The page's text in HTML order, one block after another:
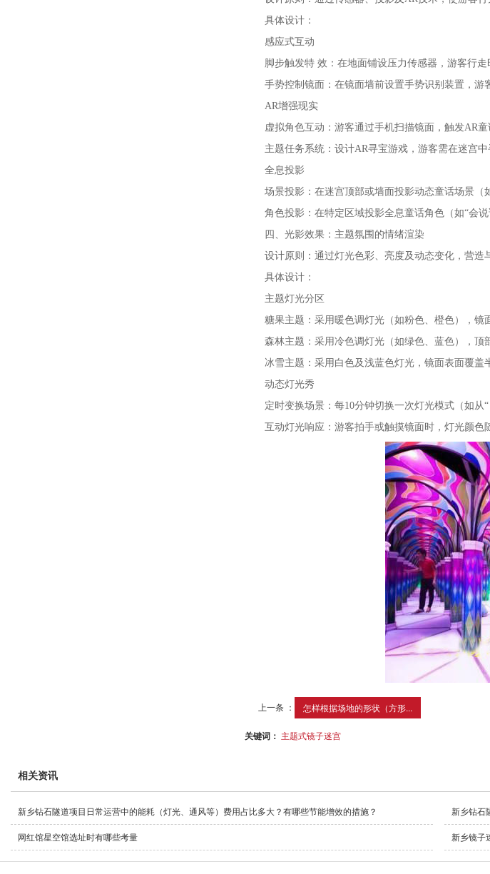
具体设计：
感应式互动
脚步触发特 效：在地面铺设压力传感器，游客行
手势控制镜面：在镜面墙前设置手势识别装置，游
AR增强现实
虚拟角色互动：游客通过手机扫描镜面，触发AR
主题任务系统：设计AR寻宝游戏，游客需在迷宫
全息投影
场景投影：在迷宫顶部或墙面投影动态童话场景（
角色投影：在特定区域投影全息童话角色（如“会
四、光影效果：主题氛围的情绪渲染
设计原则：通过灯光色彩、亮度及动态变化，营造
具体设计：
主题灯光分区
糖果主题：采用暖色调灯光（如粉色、橙色），镜
森林主题：采用冷色调灯光（如绿色、蓝色），顶
冰雪主题：采用白色及浅蓝色灯光，镜面表面覆盖
动态灯光秀
定时变换场景：每10分钟切换一次灯光模式（如从
互动灯光响应：游客拍手或触摸镜面时，灯光颜色
上一条 ： 怎样根据场地的形状（方形...
关键词： 主题式镜子迷宫
相关资讯
新乡钻石隧道项目日常运营中的能耗（灯光、通风等）费用占比多大？有哪些节能增效的措施？ 新乡钻石
网红馆星空馆选址时有哪些考量 新乡镜子